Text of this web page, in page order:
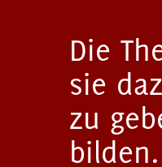
Die
sie
zu